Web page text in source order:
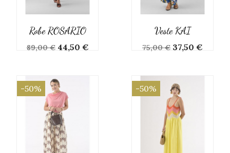
Robe ROSARIO
Prix
89,00 € Prix
44,50 €
Veste KAI
Prix
75,00 € Prix
37,50 €
-50% -50%